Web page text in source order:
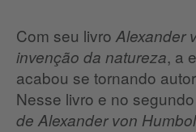
Com seu livro Alexander
invenção da natureza, a
acabou se tornando
Nesse livro e no
de Alexander von